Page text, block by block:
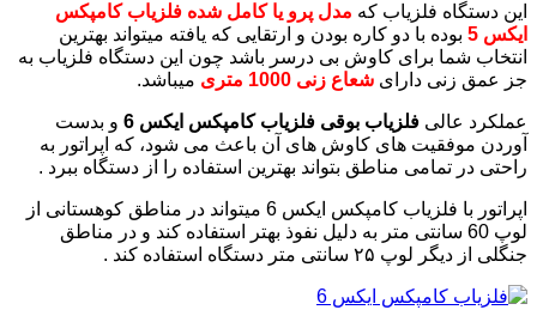
این دستگاه فلزیاب که مدل پرو یا کامل شده فلزیاب کامپکس
ایکس 5
بوده با دو کاره بودن و ارتقایی که یافته میتواند بهترین
انتخاب شما برای کاوش بی درسر باشد چون این دستگاه فلزیاب به
جز عمق زنی دارای شعاع زنی 1000 متری میباشد.
عملکرد عالی فلزیاب بوقی فلزیاب کامپکس ایکس 6
و بدست
آوردن موفقیت های کاوش های آن باعث می شود، که اپراتور به
راحتی در تمامی مناطق بتواند بهترین استفاده را از دستگاه ببرد .
اپراتور با فلزیاب کامپکس ایکس 6 میتواند در مناطق کوهستانی از
لوپ 60 سانتی متر به دلیل نفوذ بهتر استفاده کند و در مناطق
جنگلی از دیگر لوپ ۲۵ سانتی متر دستگاه استفاده کند .